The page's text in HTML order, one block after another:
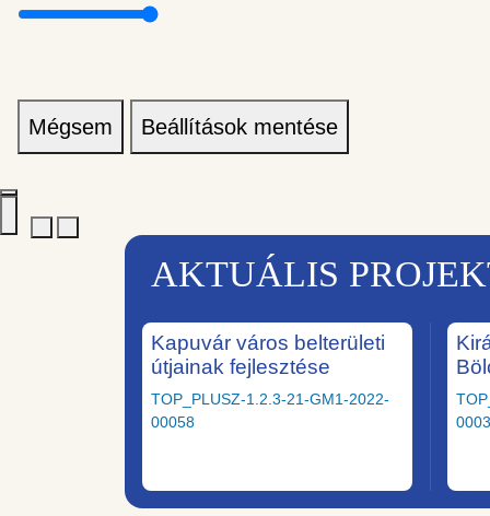
Mégsem Beállítások mentése
AKTUÁLIS
Kapuvár város belterületi
útjainak fejlesztése
TOP_PLUSZ-1.2.3-21-GM1-2022-
00058